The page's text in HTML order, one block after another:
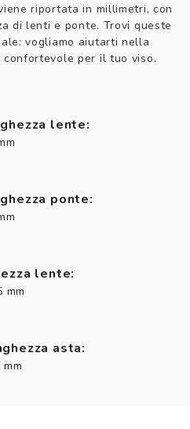
riportata in millimetri, con
di lenti e ponte. Trovi queste
vogliamo aiutarti nella
per il tuo viso.
lente:
ponte:
lente:
mm
asta: